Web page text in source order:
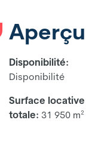
Aperçu
Disponibilité:
Disponibilité
Surface locative
totale: 31 950 m²